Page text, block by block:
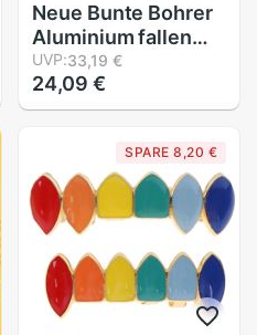
Neue Bunte Bohrer
Aluminium fallen
Hand Bohrer + 10
stücke Twist Bohrer
Modelle Werkzeug
UVP:33,19 €
24,09 €
SPARE 8,20 €